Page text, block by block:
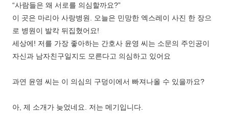
“사람들은 왜 서로를 의심할까요?”
이 곳은 마리아 사랑병원. 오늘은 민망한 엑스레이 사진 한 장으
로 병원이 발칵 뒤집혔어요!
세상에! 저를 가장 좋아하는 간호사 윤영 씨는 소문의 주인공이
자신과 남자친구일지도 모른다고 의심하고 있어요
과연 윤영 씨는 이 의심의 구덩이에서 빠져나올 수 있을까요?
아, 제 소개가 늦었네요. 저는 메기입니다.